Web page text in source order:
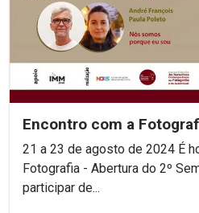
Encontro com a
21 a 23 de agosto de 2024 É hoje¿¿Encontro com a
Fotografia - Abertura do 2º
participar de...